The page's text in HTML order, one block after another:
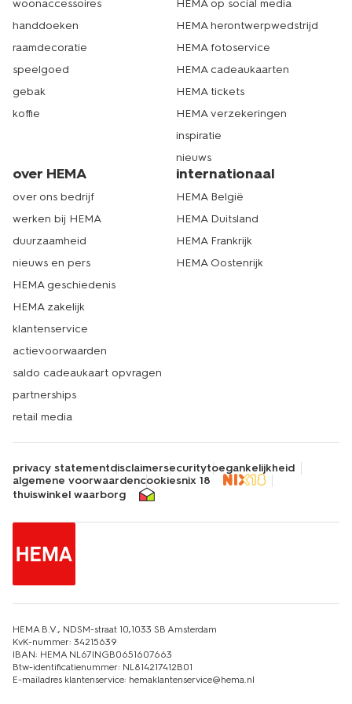
woonaccessoires
handdoeken
raamdecoratie
speelgoed
gebak
koffie
HEMA op social media
HEMA herontwerpwedstrijd
HEMA fotoservice
HEMA cadeaukaarten
HEMA tickets
HEMA verzekeringen
inspiratie
nieuws
over HEMA
over ons bedrijf
werken bij HEMA
duurzaamheid
nieuws en pers
HEMA geschiedenis
HEMA zakelijk
klantenservice
actievoorwaarden
saldo cadeaukaart opvragen
partnerships
retail media
internationaal
HEMA België
HEMA Duitsland
HEMA Frankrijk
HEMA Oostenrijk
privacy statementdisclaimersecuritytoegankelijkheid
algemene voorwaardencookiesnix 18
thuiswinkel waarborg
HEMA B.V., NDSM-straat 10,1033 SB Amsterdam
KvK-nummer: 34215639
IBAN: HEMA NL67INGB0651607663
Btw-identificatienummer: NL814217412B01
E-mailadres klantenservice: hemaklantenservice@hema.nl